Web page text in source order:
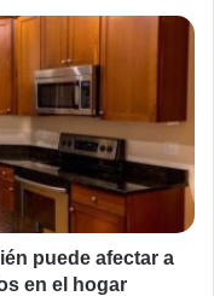
puede afectar a
en el hogar